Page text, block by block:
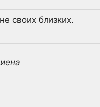
своих близких.